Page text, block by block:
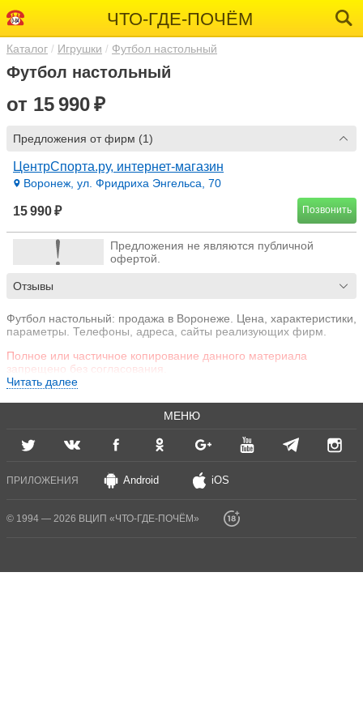
ЧТО-ГДЕ-ПОЧЁМ
Каталог Игрушки Футбол настольный
Футбол настольный
от 15 990 ₽
Предложения от фирм (1)
ЦентрСпорта.ру, интернет-магазин
Воронеж, ул. Фридриха Энгельса, 70
15 990 ₽ Позвонить
Предложения не являются публичной
офертой.
Отзывы
Футбол настольный: продажа в Воронеже. Цена, характеристики,
параметры. Телефоны, адреса, сайты реализующих фирм.
Полное или частичное копирование данного материала
запрещено без согласования.
Читать далее
МЕНЮ
ПРИЛОЖЕНИЯ Android iOS
© 1994 — 2026 ВЦИП «ЧТО-ГДЕ-ПОЧЁМ»